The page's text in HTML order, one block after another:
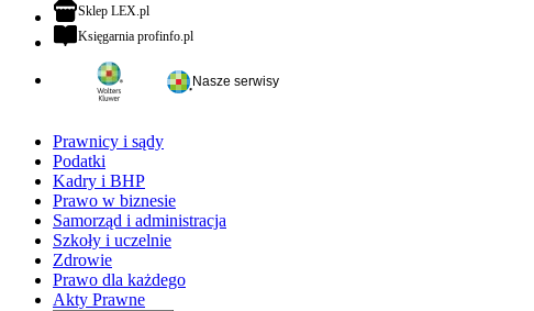
Sklep LEX.plotwiera się w nowej karcie
Księgarnia profinfo.plotwiera się w nowej karcie
Nasze serwisy
Prawnicy i sądy
Podatki
Kadry i BHP
Prawo w biznesie
Samorząd i administracja
Szkoły i uczelnie
Zdrowie
Prawo dla każdego
Akty Prawne